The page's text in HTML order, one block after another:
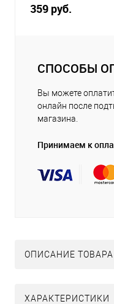
359 руб.
СПОСОБЫ
Вы можете
онлайн после
магазина.
Принимаем к
ОПИСАНИЕ ТОВАРА
ХАРАКТЕРИСТИКИ